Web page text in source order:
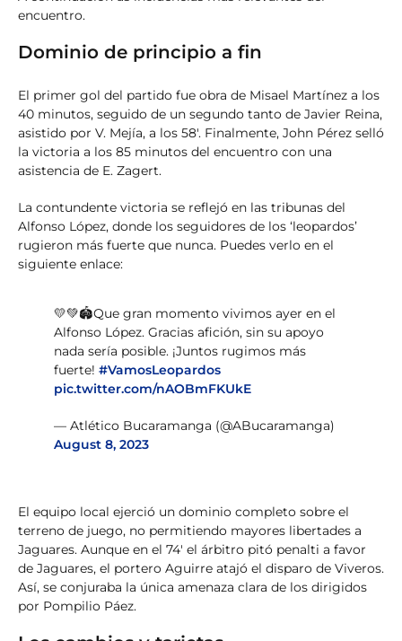
encuentro.
Dominio de principio a fin
El primer gol del partido fue obra de Misael Martínez a los
40 minutos, seguido de un segundo tanto de Javier Reina,
asistido por V. Mejía, a los 58′. Finalmente, John Pérez selló
la victoria a los 85 minutos del encuentro con una
asistencia de E. Zagert.
La contundente victoria se reflejó en las tribunas del
Alfonso López, donde los seguidores de los ‘leopardos’
rugieron más fuerte que nunca. Puedes verlo en el
siguiente enlace:
💛💚🏟️Que gran momento vivimos ayer en el
Alfonso López. Gracias afición, sin su apoyo
nada sería posible. ¡Juntos rugimos más
fuerte! #VamosLeopardos
pic.twitter.com/nAOBmFKUkE
— Atlético Bucaramanga (@ABucaramanga)
August 8, 2023
El equipo local ejerció un dominio completo sobre el
terreno de juego, no permitiendo mayores libertades a
Jaguares. Aunque en el 74′ el árbitro pitó penalti a favor
de Jaguares, el portero Aguirre atajó el disparo de Viveros.
Así, se conjuraba la única amenaza clara de los dirigidos
por Pompilio Páez.